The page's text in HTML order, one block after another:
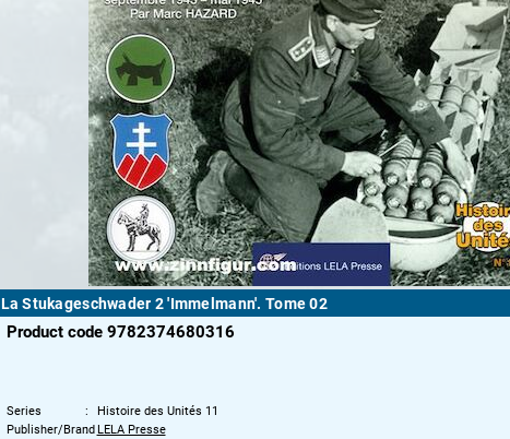
La Stukageschwader 2 'Immelmann'. Tome 02
Product code 9782374680316
Series
Histoire des Unités 11
Publisher/BrandLELA Presse